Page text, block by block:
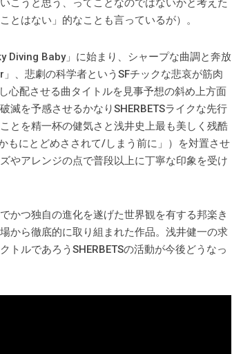
こうと思う、ってことなのではないかと考えた
とはない」的なことも言っているが）。
Diving Baby」に始まり、シャープな曲調と奔放
、悲劇の科学者というSFチックな悲哀が筋肉
心配させる曲タイトルを見事予想の斜め上方面
滅を予感させるかなりSHERBETSライクな先行
とを精一杯の健気さと浅井史上最も美しく残酷
もにとどめさされて/しまう前に」）を対置させ
やアレンジの点で普段以上に丁寧な印象を受け
かつ独自の進化を遂げた世界観を有する邦楽き
から徹底的に取り組まれた作品。浅井健一の求
ルであろうSHERBETSの活動が今後どうなっ